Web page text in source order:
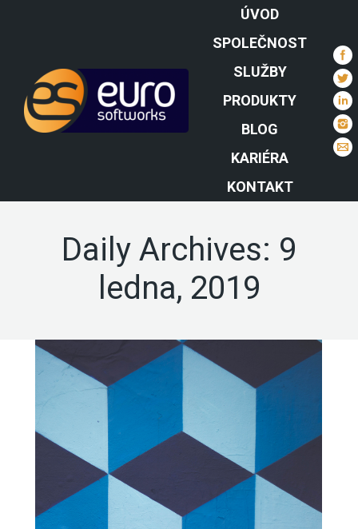
ÚVOD
SPOLEČNOST
SLUŽBY
PRODUKTY
BLOG
KARIÉRA
KONTAKT
Daily Archives: 9
ledna, 2019